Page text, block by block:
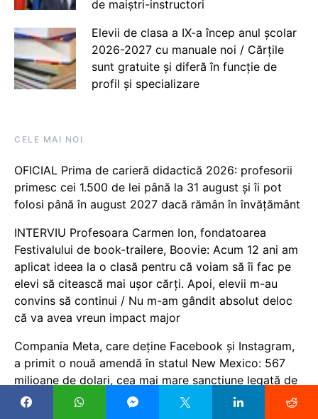
de maiștri-instructori
Elevii de clasa a IX-a încep anul școlar
2026-2027 cu manuale noi / Cărțile
sunt gratuite și diferă în funcție de
profil și specializare
CELE MAI NOI
OFICIAL Prima de carieră didactică 2026: profesorii
primesc cei 1.500 de lei până la 31 august și îi pot
folosi până în august 2027 dacă rămân în învățământ
INTERVIU Profesoara Carmen Ion, fondatoarea
Festivalului de book-trailere, Boovie: Acum 12 ani am
aplicat ideea la o clasă pentru că voiam să îi fac pe
elevi să citească mai ușor cărți. Apoi, elevii m-au
convins să continui / Nu m-am gândit absolut deloc
că va avea vreun impact major
Compania Meta, care deține Facebook și Instagram,
a primit o nouă amendă în statul New Mexico: 567
milioane de dolari, cea mai mare sancțiune legată de
siguranța copiilor, primită de gigantul social media